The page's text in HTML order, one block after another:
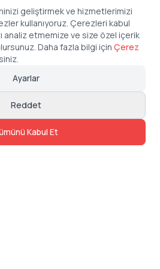
geliştirmek ve hizmetlerimizi
kullanıyoruz. Çerezleri kabul
analiz etmemize ve size özel içerik
Daha fazla bilgi için Çerez
Ayarlar
Reddet
Kabul Et